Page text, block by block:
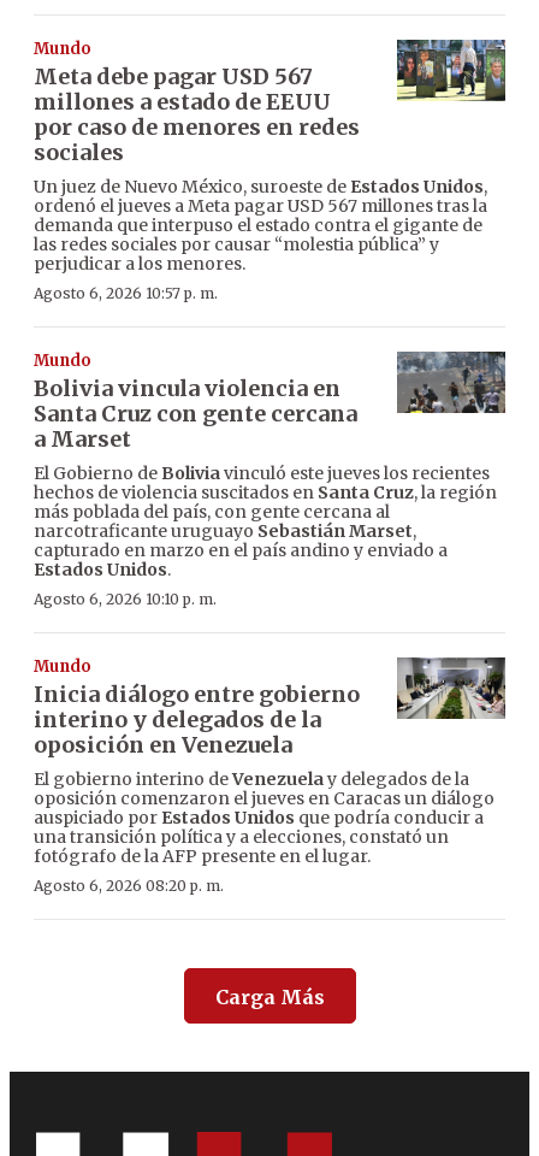
Mundo
Meta debe pagar USD 567
millones a estado de EEUU
por caso de menores en redes
sociales
Un juez de Nuevo México, suroeste de Estados Unidos,
ordenó el jueves a Meta pagar USD 567 millones tras la
demanda que interpuso el estado contra el gigante de
las redes sociales por causar “molestia pública” y
perjudicar a los menores.
Agosto 6, 2026 10:57 p. m.
Mundo
Bolivia vincula violencia en
Santa Cruz con gente cercana
a Marset
El Gobierno de Boliviavinculó este jueves los recientes
hechos de violencia suscitados en Santa Cruz, la región
más poblada del país, con gente cercana al
narcotraficante uruguayo Sebastián Marset,
capturado en marzo en el país andino y enviado a
Estados Unidos.
Agosto 6, 2026 10:10 p. m.
Mundo
Inicia diálogo entre gobierno
interino y delegados de la
oposición en Venezuela
El gobierno interino deVenezuelay delegados de la
oposición comenzaron el jueves en Caracas un diálogo
auspiciado por Estados Unidos que podría conducir a
una transición política y a elecciones, constató un
fotógrafo de la AFP presente en el lugar.
Agosto 6, 2026 08:20 p. m.
Carga Más